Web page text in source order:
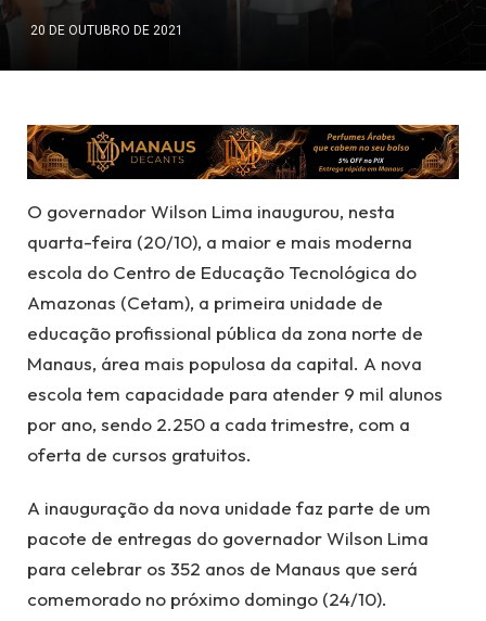
20 DE OUTUBRO DE 2021
O governador Wilson Lima inaugurou, nesta
quarta-feira (20/10), a maior e mais moderna
escola do Centro de Educação Tecnológica do
Amazonas (Cetam), a primeira unidade de
educação profissional pública da zona norte de
Manaus, área mais populosa da capital. A nova
escola tem capacidade para atender 9 mil alunos
por ano, sendo 2.250 a cada trimestre, com a
oferta de cursos gratuitos.
A inauguração da nova unidade faz parte de um
pacote de entregas do governador Wilson Lima
para celebrar os 352 anos de Manaus que será
comemorado no próximo domingo (24/10).